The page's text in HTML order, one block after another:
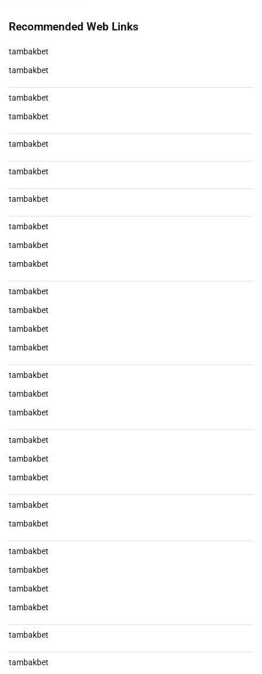
Recommended Web Links
tambakbet
tambakbet
tambakbet
tambakbet
tambakbet
tambakbet
tambakbet
tambakbet
tambakbet
tambakbet
tambakbet
tambakbet
tambakbet
tambakbet
tambakbet
tambakbet
tambakbet
tambakbet
tambakbet
tambakbet
tambakbet
tambakbet
tambakbet
tambakbet
tambakbet
tambakbet
tambakbet
tambakbet